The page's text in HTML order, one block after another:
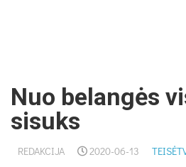
Nuo be­langės
si­suks
REDAKCIJA 2020-06-13